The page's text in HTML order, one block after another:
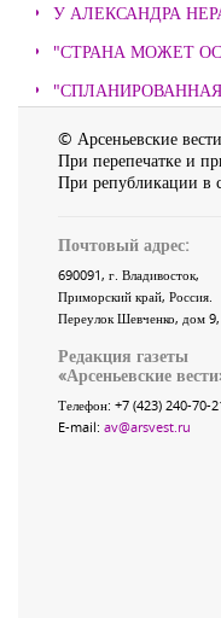
У АЛЕКСАНДРА
"СТРАНА МОЖЕТ
© Арсеньевские
При перепечатке и
При републикации в
Почтовый адрес:
690091, г. Владивосток,
Приморский край, Россия.
Переулок Шевченко, дом
Редакция газеты
«Арсеньевские вести
Телефон: +7 (423) 240-70-
E-mail: av@arsvest.ru